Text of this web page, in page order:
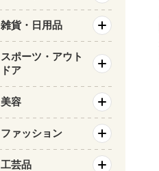
雑貨・日用品
スポーツ・アウト
ドア
美容
ファッション
工芸品